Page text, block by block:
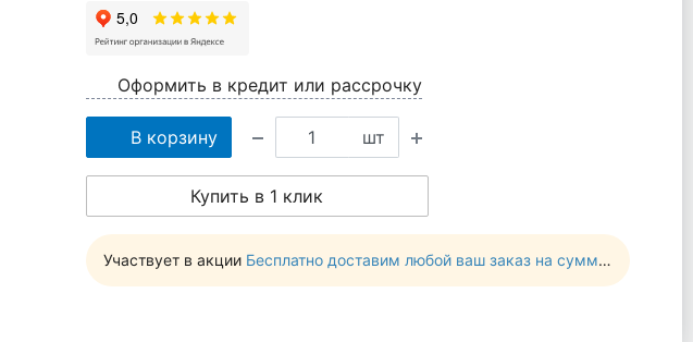
Оформить в кредит или рассрочку
В корзину шт
Купить в 1 клик
Участвует в акции Бесплатно доставим любой ваш заказ на сумму от 10 000 руб